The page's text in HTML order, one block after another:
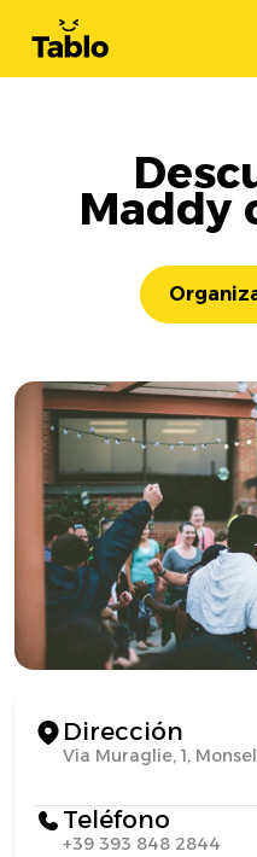
Maddy
Dirección
Via Muraglie, 1,
Teléfono
+39 393 848 2844